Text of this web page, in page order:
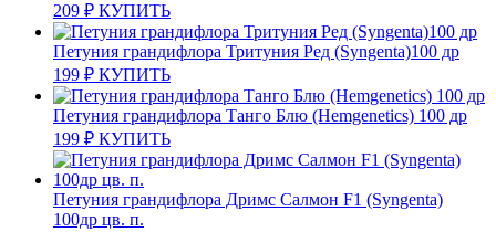
209 ₽ КУПИТЬ
Петуния грандифлора Тритуния Ред (Syngenta)100 др
199 ₽ КУПИТЬ
Петуния грандифлора Танго Блю (Hemgenetics) 100 др
199 ₽ КУПИТЬ
Петуния грандифлора Дримс Салмон F1 (Syngenta)
100др цв. п.